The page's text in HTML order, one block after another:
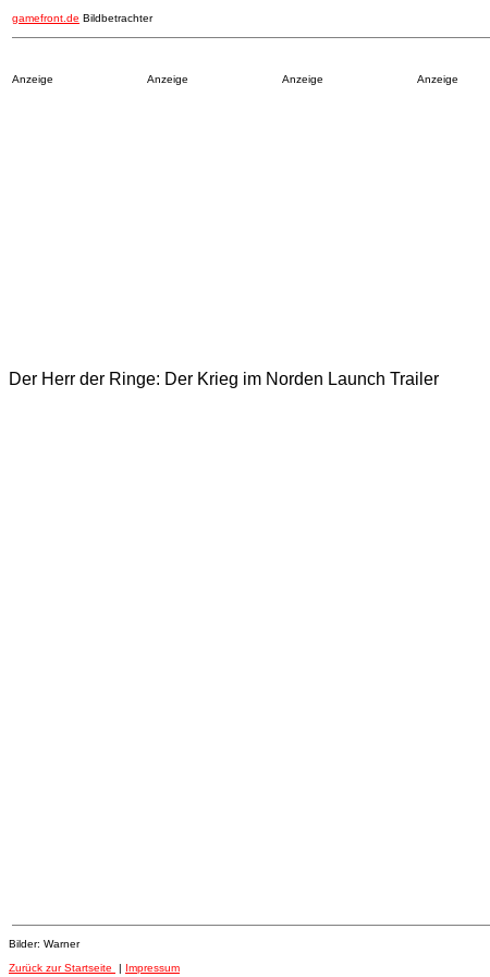
gamefront.de Bildbetrachter
Anzeige Anzeige Anzeige Anzeige
Der Herr der Ringe: Der Krieg im Norden Launch Trailer
Bilder: Warner
Zurück zur Startseite
| Impressum